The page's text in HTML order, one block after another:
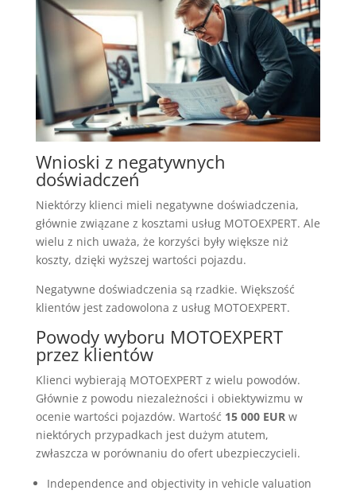
Wnioski z negatywnych
doświadczeń
Niektórzy klienci mieli negatywne doświadczenia,
głównie związane z kosztami usług MOTOEXPERT. Ale
wielu z nich uważa, że korzyści były większe niż
koszty, dzięki wyższej wartości pojazdu.
Negatywne doświadczenia są rzadkie. Większość
klientów jest zadowolona z usług MOTOEXPERT.
Powody wyboru MOTOEXPERT
przez klientów
Klienci wybierają MOTOEXPERT z wielu powodów.
Głównie z powodu niezależności i obiektywizmu w
ocenie wartości pojazdów. Wartość 15 000 EURw
niektórych przypadkach jest dużym atutem,
zwłaszcza w porównaniu do ofert ubezpieczycieli.
Independence and objectivity in vehicle valuation